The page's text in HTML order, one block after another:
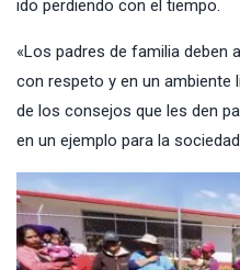
ido perdiendo con el tiempo.
«Los padres de familia deben
con respeto y en un ambiente
de los consejos que les den
en un ejemplo para la